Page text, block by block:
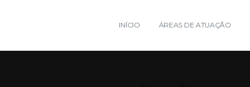
INÍCIO ÁREAS DE ATUAÇÃO